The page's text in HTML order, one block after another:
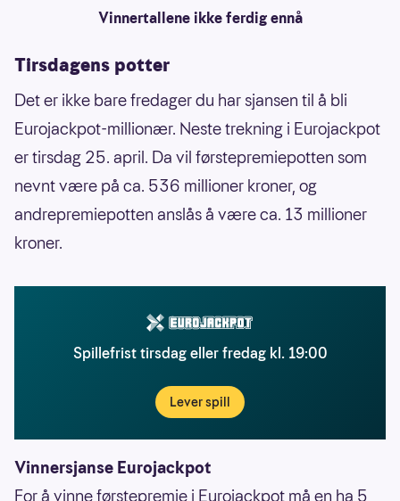
Vinnertallene ikke ferdig ennå
Tirsdagens potter
Det er ikke bare fredager du har sjansen til å bli
Eurojackpot-millionær. Neste trekning i Eurojackpot
er tirsdag 25. april. Da vil førstepremiepotten som
nevnt være på ca. 536 millioner kroner, og
andrepremiepotten anslås å være ca. 13 millioner
kroner.
Spillefrist tirsdag eller fredag kl. 19:00
Lever spill
Vinnersjanse Eurojackpot
For å vinne førstepremie i Eurojackpot må en ha 5